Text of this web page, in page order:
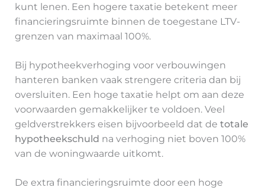
kunt lenen. Een hogere taxatie betekent meer
financieringsruimte binnen de toegestane LTV-
grenzen van maximaal 100%.
Bij hypotheekverhoging voor verbouwingen
hanteren banken vaak strengere criteria dan bij
oversluiten. Een hoge taxatie helpt om aan deze
voorwaarden gemakkelijker te voldoen. Veel
geldverstrekkers eisen bijvoorbeeld dat de totale
hypotheekschuld na verhoging niet boven 100%
van de woningwaarde uitkomt.
De extra financieringsruimte door een hoge